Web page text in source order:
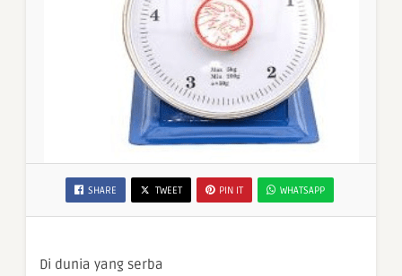
SHARE TWEET PIN IT WHATSAPP
Di dunia yang serba